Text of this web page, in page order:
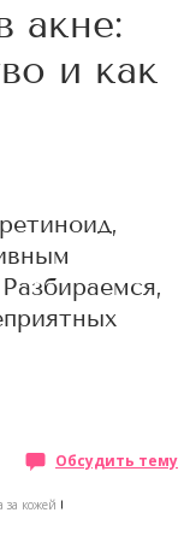
акне:
и как
Обсудить тему
за кожей